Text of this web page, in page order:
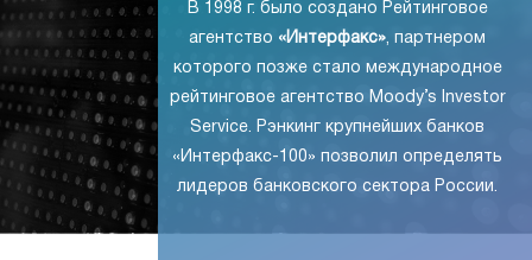
В 1998 г. было создано Рейтинговое
агентство «Интерфакс», партнером
которого позже стало международное
рейтинговое агентство Moody’s Investor
Service. Рэнкинг крупнейших банков
«Интерфакс-100» позволил определять
лидеров банковского сектора России.